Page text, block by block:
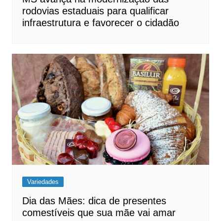
rodovias estaduais para qualificar
infraestrutura e favorecer o cidadão
Variedades
Dia das Mães: dica de presentes
comestíveis que sua mãe vai amar